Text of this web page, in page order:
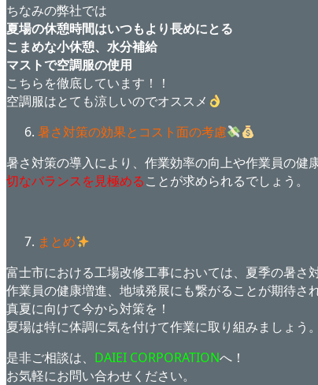
ちなみの弊社では
夏場の休憩時間はいつもより長めにとる
こまめな小休憩、水分補給
マストで空調服の使用
こちらを徹底しています！！
空調服はとても涼しいのでオススメ
暑さ対策の効果とコスト面の考慮
暑さ対策の導入により、作業効率の向上や作業員の健
切なバランスを見極めることが求められるでしょう。
まとめ
富士市における工場改修工事においては、夏季の暑
作業員の健康増進、地域発展にも繋がることが期待さ
真夏に向けて今から対策を！
夏場は特に体調に気を付けて作業に取り組みましょう。
是非ご相談は、 DAIEI CORPORATIONへ！
お気軽にお問い合わせください。